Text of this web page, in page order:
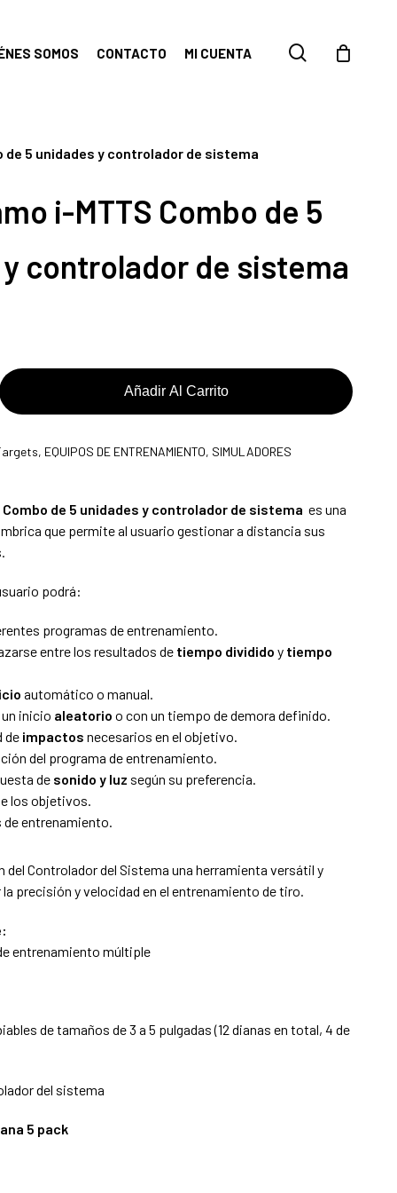
SOMOS CONTACTO MI CUENTA search
de 5 unidades y controlador de sistema
i-MTTS Combo de 5
controlador de sistema
Añadir Al Carrito
, EQUIPOS DE ENTRENAMIENTO, SIMULADORES
de 5 unidades y controlador de sistema es una
que permite al usuario gestionar a distancia sus
podrá:
programas de entrenamiento.
entre los resultados de tiempo dividido y tiempo
automático o manual.
inicio aleatorio o con un tiempo de demora definido.
de impactos necesarios en el objetivo.
del programa de entrenamiento.
de sonido y luz según su preferencia.
los objetivos.
entrenamiento.
del Controlador del Sistema una herramienta versátil y
precisión y velocidad en el entrenamiento de tiro.
entrenamiento múltiple
de tamaños de 3 a 5 pulgadas (12 dianas en total, 4 de
del sistema
5 pack